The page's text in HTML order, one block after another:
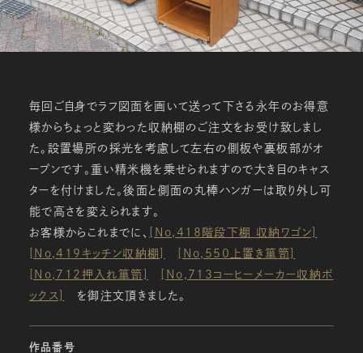
毎回ご自身でラフ図面を画いて送って下さる永年のお得意
様からちょっと変わった収納棚のご注文をお受け致しまし
た。設置場所の採光を考慮して左右の側板や裏板部がオ
ープンです。重い精米機を乗せられますので大き目のキャス
ターを付けました。後面と側面の丸棒ハンガーは取り外し可
能で高さを変えられます。
お客様からこれまでに、 [No,418階段下棚 収納ワゴン]
[No,419キッチン収納棚] [No,550上置き箪笥]
[No,712押入れ箪笥] [No,713コーヒーメーカー収納ボ
ックス] を御注文頂きました。
作品番号